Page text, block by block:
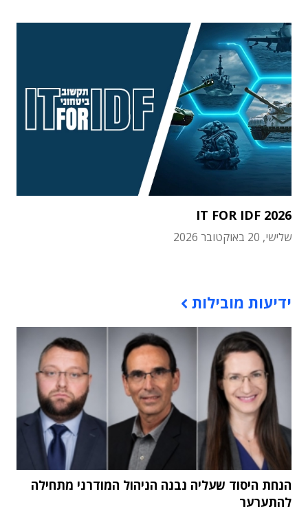
IT FOR IDF 2026
שלישי, 20 באוקטובר 2026
ידיעות מובילות
הנחת היסוד שעליה נבנה הניהול המודרני מתחילה
להתערער